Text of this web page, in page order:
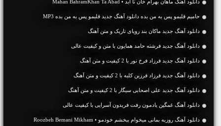
دانلود آهنگ ماهان بهرام خان تا ابد • Mahan BahramKhan Ta Abad
حامیم قلبمو پس به من بده دانلود آهنگ جدید قلبمو پس به من بده MP3
دانلود آهنگ جديد ماکان بند رویای تاریک و متن آهنگ
دانلود آهنگ جديد فرشته حامد همایون با متن و کیفیت عالی
دانلود آهنگ جديد فرزاد فرخ نور با 2 کیفیت و متن آهنگ
دانلود آهنگ جديد فرزاد فرزین کلبه با 2 کیفیت و متن آهنگ
دانلود آهنگ جديد علی اصحابی سیگار با 2 کیفیت و متن آهنگ
دانلود آهنگ غمگین یادمون رفت فریدون آسرایی با کیفیت عالی
دانلود آهنگ روزبه بمانی میخوام ببخشم خودمو • Roozbeh Bemani Mikham